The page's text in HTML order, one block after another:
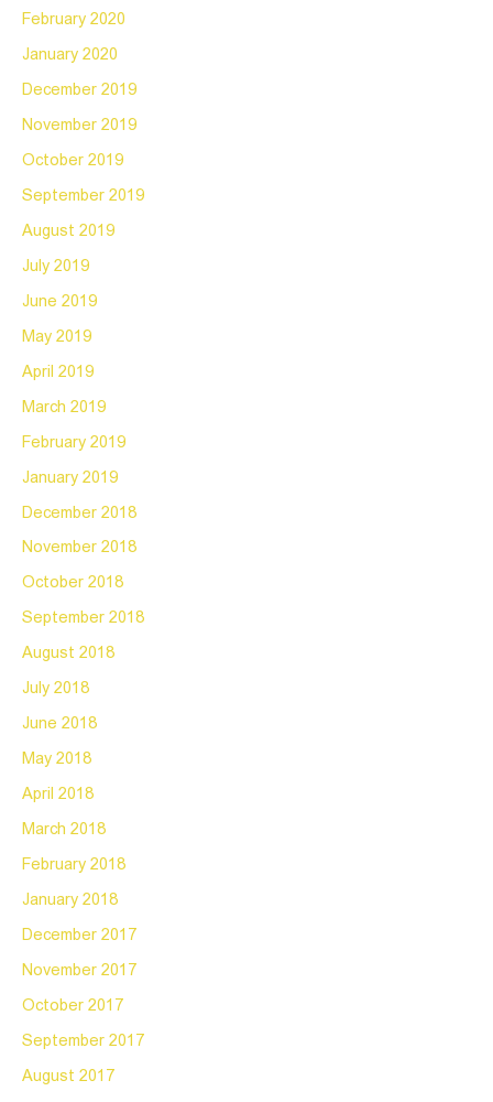
February 2020
January 2020
December 2019
November 2019
October 2019
September 2019
August 2019
July 2019
June 2019
May 2019
April 2019
March 2019
February 2019
January 2019
December 2018
November 2018
October 2018
September 2018
August 2018
July 2018
June 2018
May 2018
April 2018
March 2018
February 2018
January 2018
December 2017
November 2017
October 2017
September 2017
August 2017